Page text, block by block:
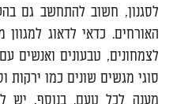
לסגנון, חשוב להתחשב גם
האורחים. כדאי לדאוג
לצמחונים, טבעונים ואנשים
סוגי מגשים שונים כמו